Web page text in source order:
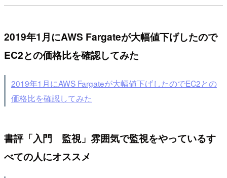
2019年1月にAWS Fargateが大幅値下げしたので
EC2との価格比を確認してみた
2019年1月にAWS Fargateが大幅値下げしたのでEC2との
価格比を確認してみた
書評「入門 監視」雰囲気で監視をやっているす
べての人にオススメ